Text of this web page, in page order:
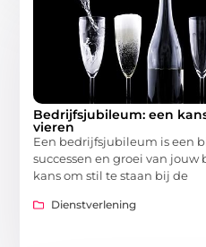
Bedrijfsjubileum: een
vieren
Een bedrijfsjubileum is een
successen en groei van
kans om stil te staan bij de
Dienstverlening